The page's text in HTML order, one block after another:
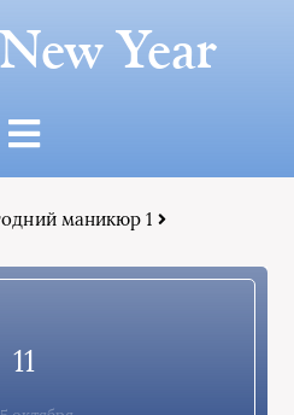
Year
маникюр 1
11